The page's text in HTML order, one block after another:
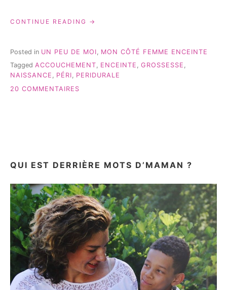
CONTINUE READING « ACCOUCHER
EST-
POSSIBLE? »
Posted in UN PEU DE MOI
MON CÔTÉ FEMME ENCEINTE
Tagged ACCOUCHEMENT, ENCEINTE , GROSSESSE ,
NAISSANCE , PÉRI, PERIDURALE
20 COMMENTAIRES
QUI EST DERRIÈRE MOTS D’MAMAN ?